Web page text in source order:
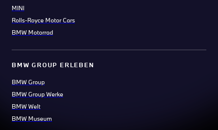
MINI
Rolls-Royce Motor Cars
BMW Motorrad
BMW GROUP ERLEBEN
BMW Group
BMW Group Werke
BMW Welt
BMW Museum